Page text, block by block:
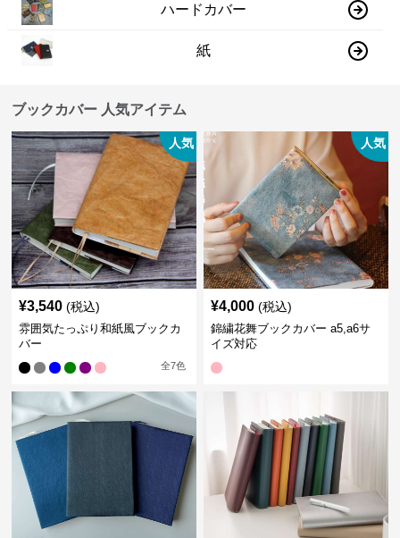
ハードカバー
紙
ブックカバー 人気アイテム
人気
¥3,540 (税込)
雰囲気たっぷり和紙風ブックカ
バー
全7色
人気
¥4,000 (税込)
錦繍花舞ブックカバー a5,a6サ
イズ対応